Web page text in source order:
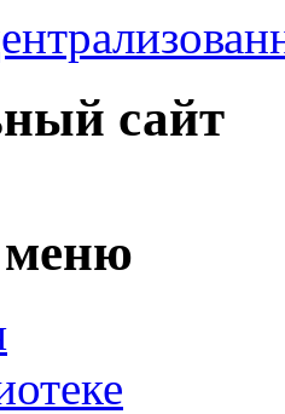
сайт
меню